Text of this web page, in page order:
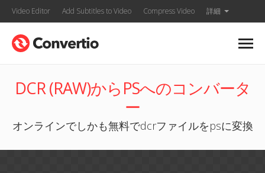
Video Editor Add Subtitles to Video Compress Video 詳細
DCR (RAW)からPSへのコンバータ
ー
オンラインでしかも無料でdcrファイルをpsに変換